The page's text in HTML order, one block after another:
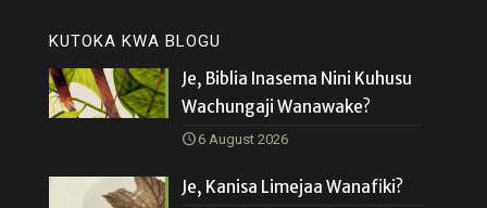
KUTOKA KWA BLOGU
Je, Biblia Inasema Nini Kuhusu
Wachungaji Wanawake?
6 August 2026
Je, Kanisa Limejaa Wanafiki?